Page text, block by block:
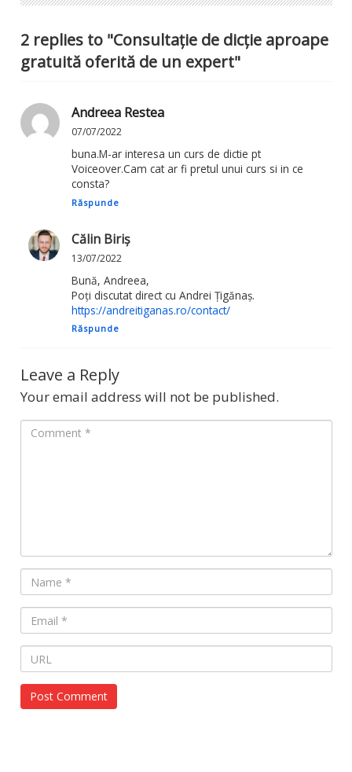
2 replies to "Consultație de dicție aproape
gratuită oferită de un expert"
Andreea Restea
07/07/2022
buna.M-ar interesa un curs de dictie pt
Voiceover.Cam cat ar fi pretul unui curs si in ce
consta?
Răspunde
Călin Biriș
13/07/2022
Bună, Andreea,
Poți discutat direct cu Andrei Țigănaș.
https://andreitiganas.ro/contact/
Răspunde
Leave a Reply
Your email address will not be published.